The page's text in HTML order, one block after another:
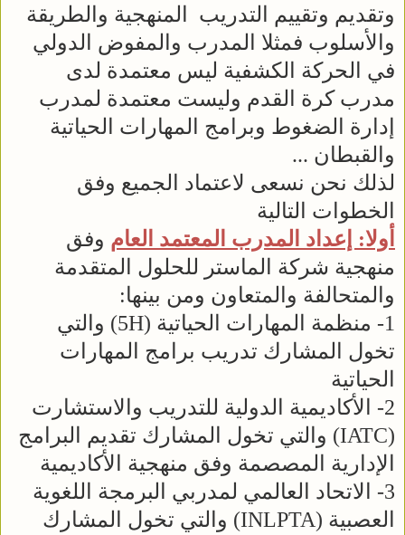
وتقديم وتقييم التدريب المنهجية والطريقة
والأسلوب فمثلا المدرب والمفوض الدولي
في الحركة الكشفية ليس معتمدة لدى
مدرب كرة القدم وليست معتمدة لمدرب
إدارة الضغوط وبرامج المهارات الحياتية
والقبطان ...
لذلك نحن نسعى لاعتماد الجميع وفق
الخطوات التالية
أولا: إعداد المدرب المعتمد العام وفق
منهجية شركة الماستر للحلول المتقدمة
والمتحالفة والمتعاون ومن بينها:
1- منظمة المهارات الحياتية (5H) والتي
تخول المشارك تدريب برامج المهارات
الحياتية
2- الأكاديمية الدولية للتدريب والاستشارت
(IATC) والتي تخول المشارك تقديم البرامج
الإدارية المصصمة وفق منهجية الأكاديمية
3- الاتحاد العالمي لمدربي البرمجة اللغوية
العصبية (INLPTA) والتي تخول المشارك